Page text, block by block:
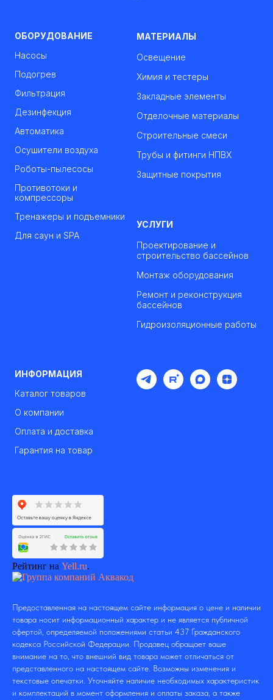
ОБОРУДОВАНИЕ
Насосы
Подогрев
Фильтрация
Дезинфекция
Автоматика
Осушители воздуха
Роботы-пылесосы
Противотоки и
компрессоры
Тренажеры и подъемники
Для саун и SPA
МАТЕРИАЛЫ
Освещение
Химия и тестеры
Закладные элементы
Отделочные материалы
Строительные смеси
Трубы и фитинги НПВХ
Защитные покрытия
УСЛУГИ
Проектирование и
строительство бассейнов
Монтаж оборудования
Ремонт и реконструкция
бассейнов
Гидроизоляционные работы
ИНФОРМАЦИЯ
Каталог товаров
О компании
Оплата и доставка
Гарантия на товар
Рейтинг на Yell.ru.
Предоставленная на настоящем сайте информация о цене и наличии
товара носит информационный характер и не является публичной
офертой, определяемой положениями статьи 437 Гражданского
кодекса Российской Федерации. Продавец обращает ваше
внимание на то, что внешний вид товара может отличаться от
представленного на настоящем сайте. Возможны изменения и
текстовые опечатки. Уточняйте наличие необходимых характеристик
и комплектаций в момент оформления и оплаты заказа, а также